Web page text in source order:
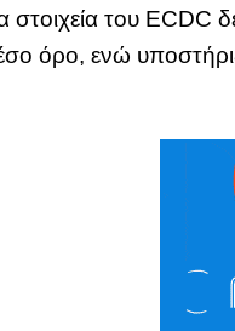
στοιχεία του ECDC
όρο, ενώ